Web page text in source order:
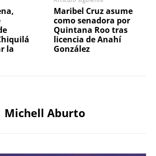
la
Maribel Cruz asume
como senadora por
Quintana Roo tras
licencia de Anahí
González
Michell Aburto